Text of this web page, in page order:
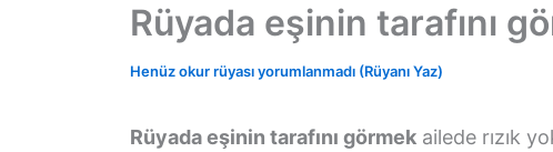
Rüyada eşinin tarafını
Henüz okur rüyası yorumlanmadı (Rüyanı Yaz)
Rüyada eşinin tarafını görmek ailede rızık